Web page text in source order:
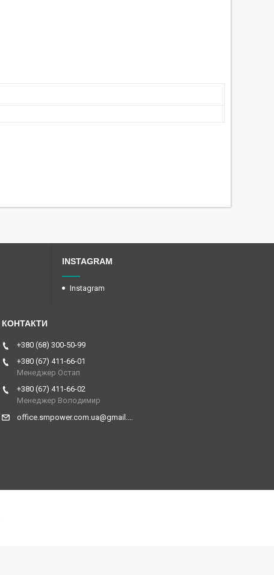
INSTAGRAM
Instagram
+380 (68) 300-50-99
+380 (67) 411-66-01
Менеджер Остап
+380 (67) 411-66-02
Менеджер Володимир
office.smpower.com.ua@gmail.com